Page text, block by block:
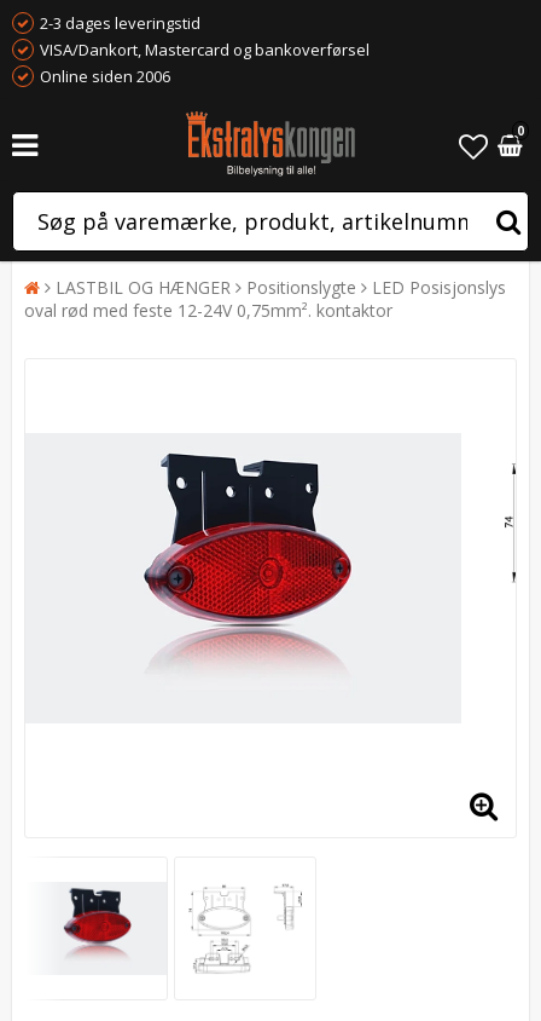
2-3 dages leveringstid
VISA/Dankort, Mastercard og bankoverførsel
Online siden 2006
0
LASTBIL OG HÆNGER Positionslygte
LED Posisjonslys
oval rød med feste 12-24V 0,75mm². kontaktor